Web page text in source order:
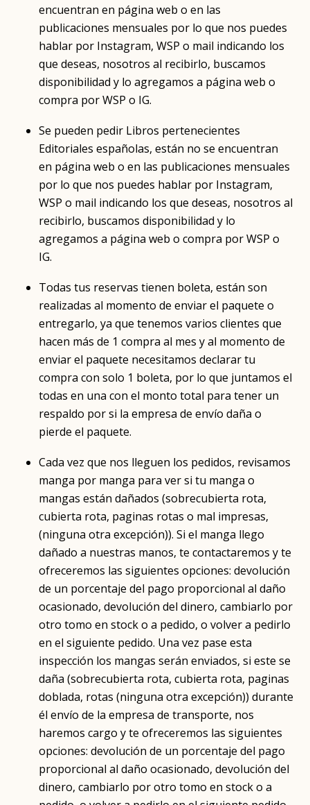
encuentran en página web o en las
publicaciones mensuales por lo que nos puedes
hablar por Instagram, WSP o mail indicando los
que deseas, nosotros al recibirlo, buscamos
disponibilidad y lo agregamos a página web o
compra por WSP o IG.
Se pueden pedir Libros pertenecientes
Editoriales españolas, están no se encuentran
en página web o en las publicaciones mensuales
por lo que nos puedes hablar por Instagram,
WSP o mail indicando los que deseas, nosotros al
recibirlo, buscamos disponibilidad y lo
agregamos a página web o compra por WSP o
IG.
Todas tus reservas tienen boleta, están son
realizadas al momento de enviar el paquete o
entregarlo, ya que tenemos varios clientes que
hacen más de 1 compra al mes y al momento de
enviar el paquete necesitamos declarar tu
compra con solo 1 boleta, por lo que juntamos el
todas en una con el monto total para tener un
respaldo por si la empresa de envío daña o
pierde el paquete.
Cada vez que nos lleguen los pedidos, revisamos
manga por manga para ver si tu manga o
mangas están dañados (sobrecubierta rota,
cubierta rota, paginas rotas o mal impresas,
(ninguna otra excepción)). Si el manga llego
dañado a nuestras manos, te contactaremos y te
ofreceremos las siguientes opciones: devolución
de un porcentaje del pago proporcional al daño
ocasionado, devolución del dinero, cambiarlo por
otro tomo en stock o a pedido, o volver a pedirlo
en el siguiente pedido. Una vez pase esta
inspección los mangas serán enviados, si este se
daña (sobrecubierta rota, cubierta rota, paginas
doblada, rotas (ninguna otra excepción)) durante
él envío de la empresa de transporte, nos
haremos cargo y te ofreceremos las siguientes
opciones: devolución de un porcentaje del pago
proporcional al daño ocasionado, devolución del
dinero, cambiarlo por otro tomo en stock o a